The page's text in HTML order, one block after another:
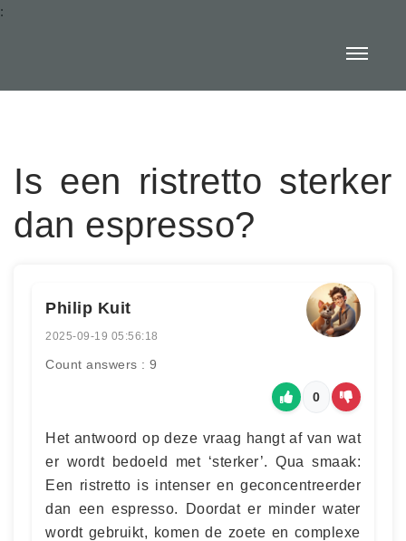
:
Is een ristretto sterker
dan espresso?
Philip Kuit
2025-09-19 05:56:18
Count answers : 9
0
Het antwoord op deze vraag hangt af van wat
er wordt bedoeld met ‘sterker’. Qua smaak:
Een ristretto is intenser en geconcentreerder
dan een espresso. Doordat er minder water
wordt gebruikt, komen de zoete en complexe